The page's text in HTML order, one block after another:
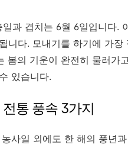
과 겹치는 6월 6일입니다.
니다. 모내기를 하기에 가
봄의 기운이 완전히 물러가
있습니다.
통 풍속 3가지
사일 외에도 한 해의 풍년